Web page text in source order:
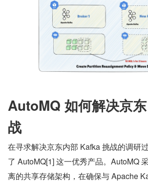
AutoMQ 如何解决京
战
在寻求解决京东内部 Kafka 挑战的调研
了 AutoMQ[1] 这一优秀产品。AutoMQ
离的共享存储架构，在确保与 Apache